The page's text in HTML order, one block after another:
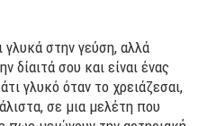
γλυκά στην γεύση, αλλά
δίαιτά σου και είναι ένας
γλυκό όταν το χρειάζεσαι,
σε μια μελέτη που